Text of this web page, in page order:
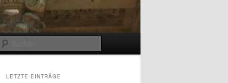
LETZTE EINTRÄGE